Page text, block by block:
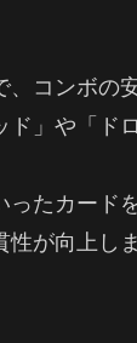
、コンボの
」や「ド
たカード
が向上しま